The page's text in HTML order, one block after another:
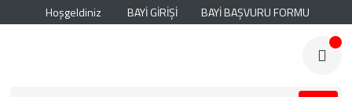
Hoşgeldiniz BAYİ GİRİŞİ BAYİ BAŞVURU FORMU